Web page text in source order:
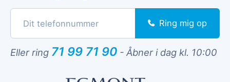
Ring mig op
Eller ring 71 99 71 90 - Åbner i dag kl. 10:00